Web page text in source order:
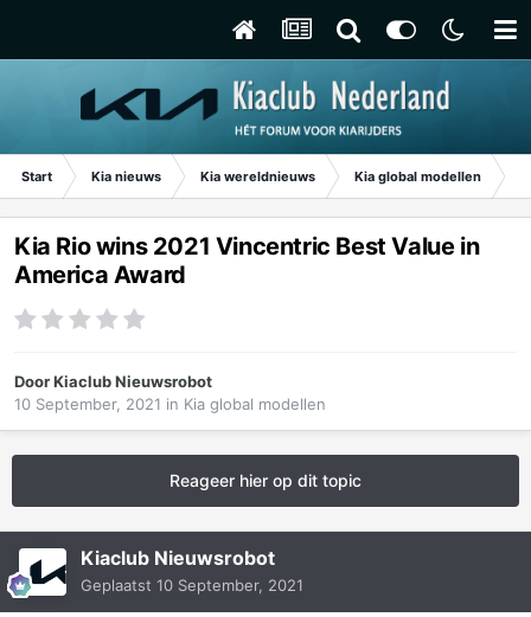
Start Kia nieuws Kia wereldnieuws Kia global modellen
Kia Rio wins 2021 Vincentric Best Value in
America Award
DoorKiaclub Nieuwsrobot
10 September, 2021 in Kia global modellen
Reageer hier op dit topic
Kiaclub Nieuwsrobot
Geplaatst 10 September, 2021